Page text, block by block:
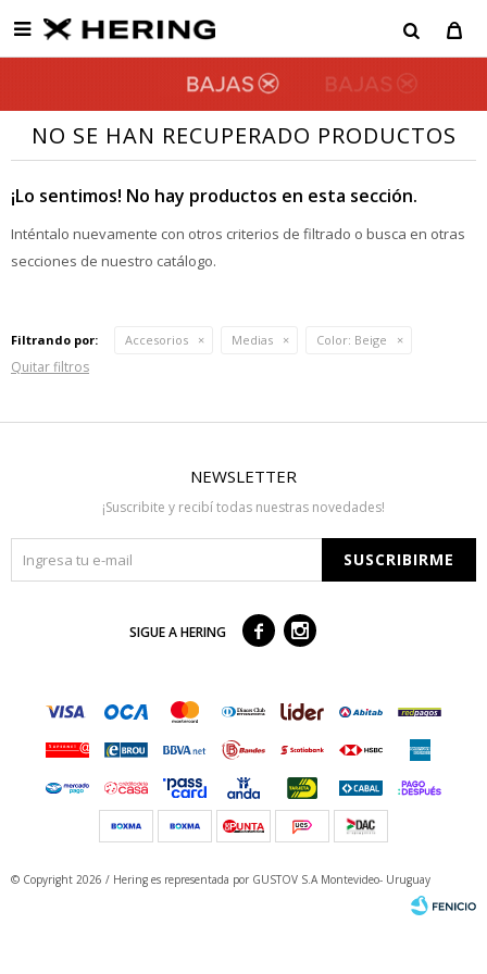

NO SE HAN RECUPERADO PRODUCTOS
¡Lo sentimos! No hay productos en esta sección.
Inténtalo nuevamente con otros criterios de filtrado o busca en otras
secciones de nuestro catálogo.
Filtrando por: Accesorios Medias Color: Beige
Quitar filtros
NEWSLETTER
¡Suscribite y recibí todas nuestras novedades!
SUSCRIBIRME
SIGUE A HERING  
© Copyright 2026 / Hering es representada por GUSTOV S.A Montevideo- Uruguay